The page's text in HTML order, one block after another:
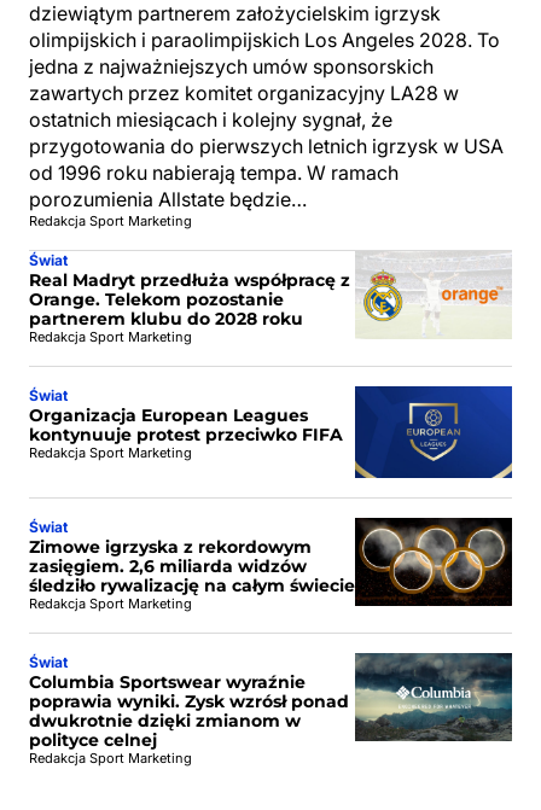
dziewiątym partnerem założycielskim igrzysk
olimpijskich i paraolimpijskich Los Angeles 2028. To
jedna z najważniejszych umów sponsorskich
zawartych przez komitet organizacyjny LA28 w
ostatnich miesiącach i kolejny sygnał, że
przygotowania do pierwszych letnich igrzysk w USA
od 1996 roku nabierają tempa. W ramach
porozumienia Allstate będzie…
Redakcja Sport Marketing
Świat
Real Madryt przedłuża współpracę z
Orange. Telekom pozostanie
partnerem klubu do 2028 roku
Redakcja Sport Marketing
Świat
Organizacja European Leagues
kontynuuje protest przeciwko FIFA
Redakcja Sport Marketing
Świat
Zimowe igrzyska z rekordowym
zasięgiem. 2,6 miliarda widzów
śledziło rywalizację na całym świecie
Redakcja Sport Marketing
Świat
Columbia Sportswear wyraźnie
poprawia wyniki. Zysk wzrósł ponad
dwukrotnie dzięki zmianom w
polityce celnej
Redakcja Sport Marketing